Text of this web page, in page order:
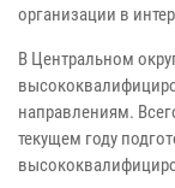
организации в
В Центральном
направлениям.
текущем году